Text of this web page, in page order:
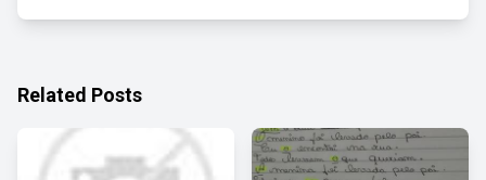
Related Posts